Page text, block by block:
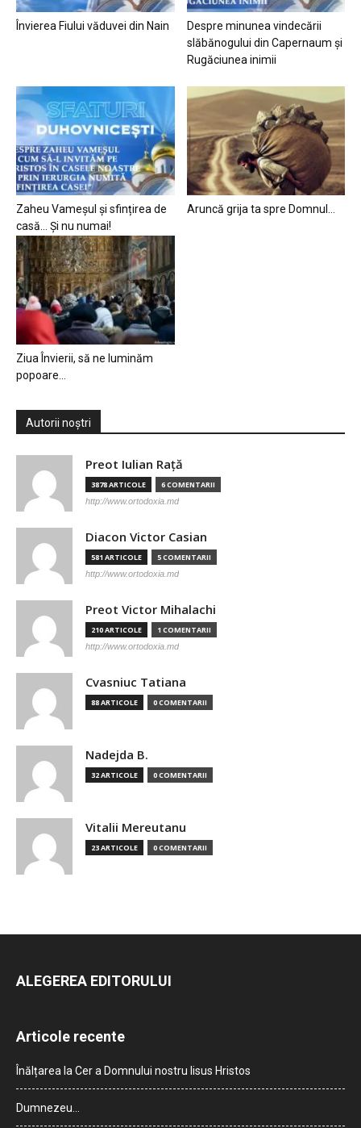
Învierea Fiului văduvei din Nain
Despre minunea vindecării
slăbănogului din Capernaum și
Rugăciunea inimii
Zaheu Vameșul și sfințirea de
casă… Și nu numai!
Aruncă grija ta spre Domnul…
Ziua Învierii, să ne luminăm
popoare…
Autorii noștri
Preot Iulian Raţă
3878 ARTICOLE 6 COMENTARII
http://www.ortodoxia.md
Diacon Victor Casian
581 ARTICOLE 5 COMENTARII
http://www.ortodoxia.md
Preot Victor Mihalachi
210 ARTICOLE 1 COMENTARII
http://www.ortodoxia.md
Cvasniuc Tatiana
88 ARTICOLE 0 COMENTARII
Nadejda B.
32 ARTICOLE 0 COMENTARII
Vitalii Mereutanu
23 ARTICOLE 0 COMENTARII
ALEGEREA EDITORULUI
Articole recente
Înălțarea la Cer a Domnului nostru Iisus Hristos
Dumnezeu…